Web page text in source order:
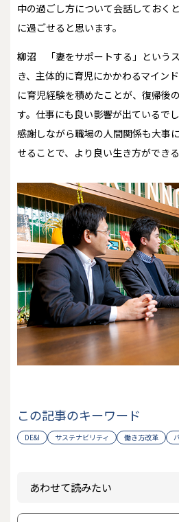
中の過ごし方について会話しておく
に過ごせると思います。
柳沼
「妻をサポートする」という
き、主体的に育児にかかわるマイン
に育児経験を積めたことが、復帰後
す。仕事にも良い影響が出ているで
感謝しながら職場の人間関係も大事
せることで、より良い生き方ができる
この記事のキーワード
DE&I サステナビリティ 働き方改革
あわせて読みたい